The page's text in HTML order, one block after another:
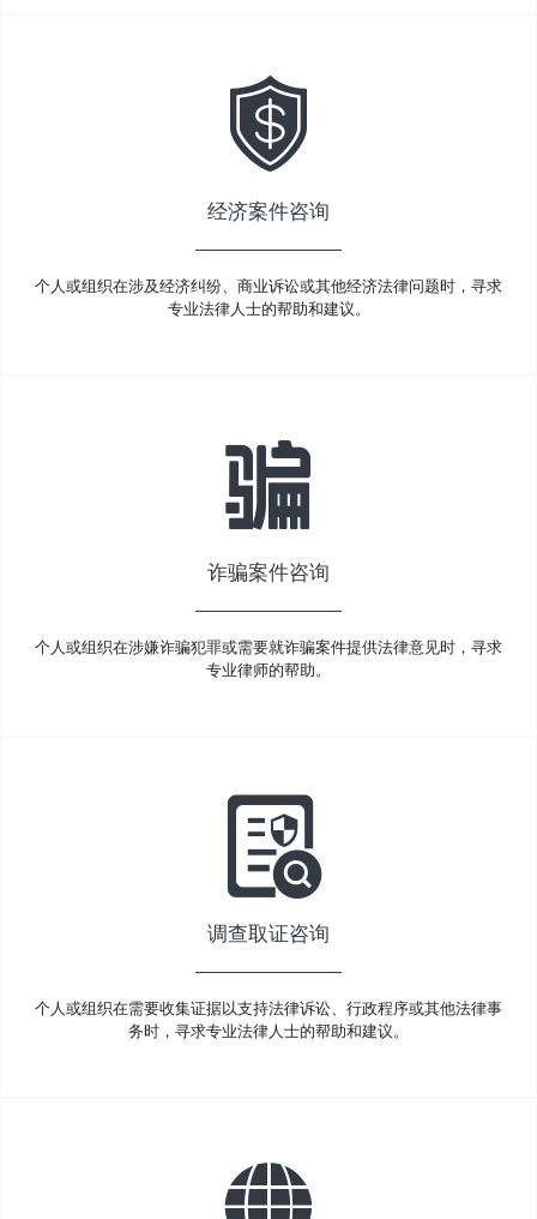
经济案件咨询
个人或组织在涉及经济纠纷、商业诉讼或其他经济法律问题时，寻求
专业法律人士的帮助和建议。
诈骗案件咨询
个人或组织在涉嫌诈骗犯罪或需要就诈骗案件提供法律意见时，寻求
专业律师的帮助。
调查取证咨询
个人或组织在需要收集证据以支持法律诉讼、行政程序或其他法律事
务时，寻求专业法律人士的帮助和建议。